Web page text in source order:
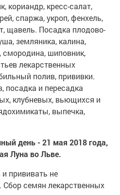
кориандр, кресс-салат,
спаржа, укроп, фенхель,
щавель. Посадка плодово-
земляника, калина,
смородина, шиповник,
лекарственных
полив, прививки.
посадка и пересадка
клубневых, вьющихся и
выпечка,
день - 21 мая 2018 года,
Луна во Льве.
прививать не
Сбор семян лекарственных